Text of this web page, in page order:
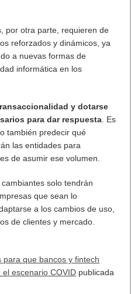
por otra parte, requieren de
reforzados y dinámicos, ya
a nuevas formas de
informática en los
y dotarse
para dar respuesta . Es
también predecir qué
las entidades para
de asumir ese volumen.
solo tendrán
que sean lo
a los cambios de uso,
de clientes y mercado.
para que bancos y fintech
escenario COVID publicada